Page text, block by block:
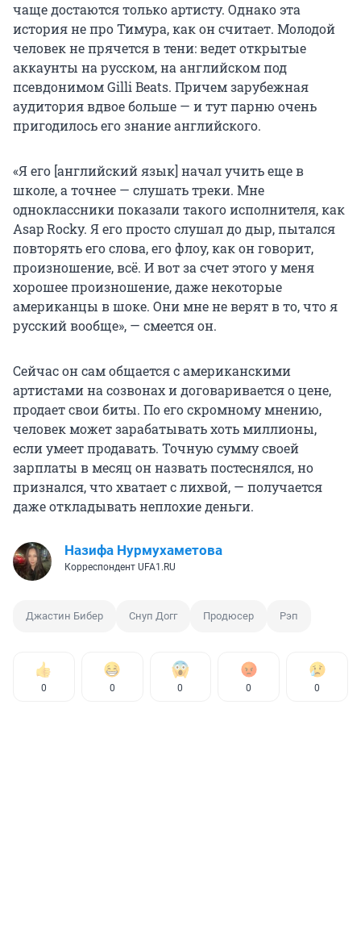
чаще достаются только артисту. Однако эта
история не про Тимура, как он считает. Молодой
человек не прячется в тени: ведет открытые
аккаунты на русском, на английском под
псевдонимом Gilli Beats. Причем зарубежная
аудитория вдвое больше — и тут парню очень
пригодилось его знание английского.
«Я его [английский язык] начал учить еще в
школе, а точнее — слушать треки. Мне
одноклассники показали такого исполнителя, как
Asap Rocky. Я его просто слушал до дыр, пытался
повторять его слова, его флоу, как он говорит,
произношение, всё. И вот за счет этого у меня
хорошее произношение, даже некоторые
американцы в шоке. Они мне не верят в то, что я
русский вообще», — смеется он.
Сейчас он сам общается с американскими
артистами на созвонах и договаривается о цене,
продает свои биты. По его скромному мнению,
человек может зарабатывать хоть миллионы,
если умеет продавать. Точную сумму своей
зарплаты в месяц он назвать постеснялся, но
признался, что хватает с лихвой, — получается
даже откладывать неплохие деньги.
Назифа Нурмухаметова
Корреспондент UFA1.RU
Джастин Бибер Снуп Догг Продюсер Рэп
0 0 0 0 0